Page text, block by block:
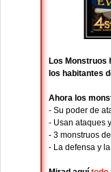
Los Monstruos
los habitantes
Ahora los
- Su poder de
- Usan ataques
- 3 monstruos
- La defensa y